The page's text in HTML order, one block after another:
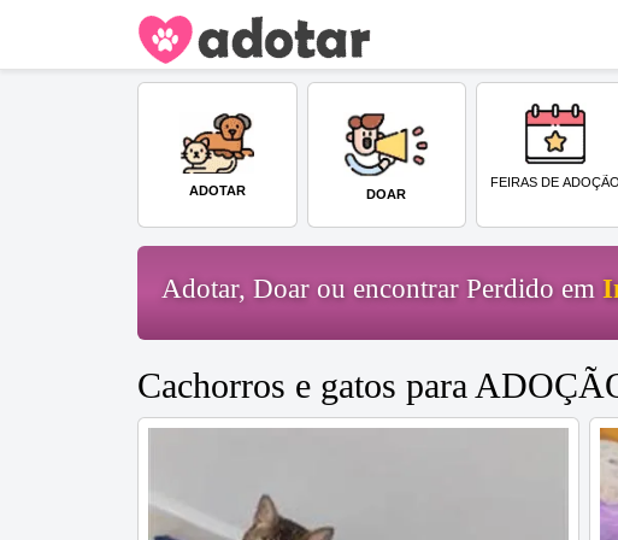
ADOTAR DOAR
FEIRAS DE ADOÇÃO
Adotar, Doar ou encontrar Perdido em
Cachorros e gatos para